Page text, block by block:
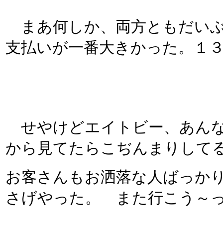
まあ何しか、両方ともだい
支払いが一番大きかった。１
せやけどエイトビー、あん
から見てたらこぢんまりして
お客さんもお洒落な人ばっか
さげやった。 また行こう～